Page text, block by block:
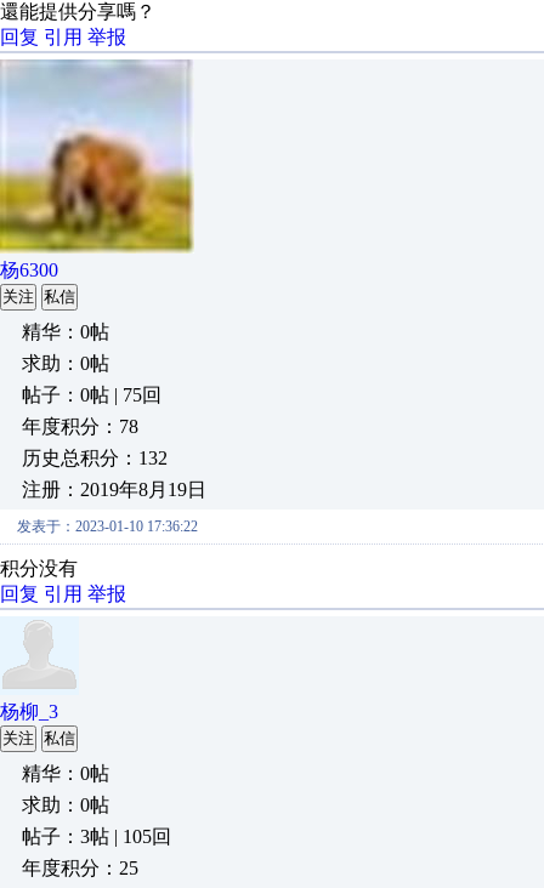
還能提供分享嗎？
回复 引用 举报
杨6300
关注 私信
精华：0帖
求助：0帖
帖子：0帖 | 75回
年度积分：78
历史总积分：132
注册：2019年8月19日
发表于：2023-01-10 17:36:22
积分没有
回复 引用 举报
杨柳_3
关注 私信
精华：0帖
求助：0帖
帖子：3帖 | 105回
年度积分：25